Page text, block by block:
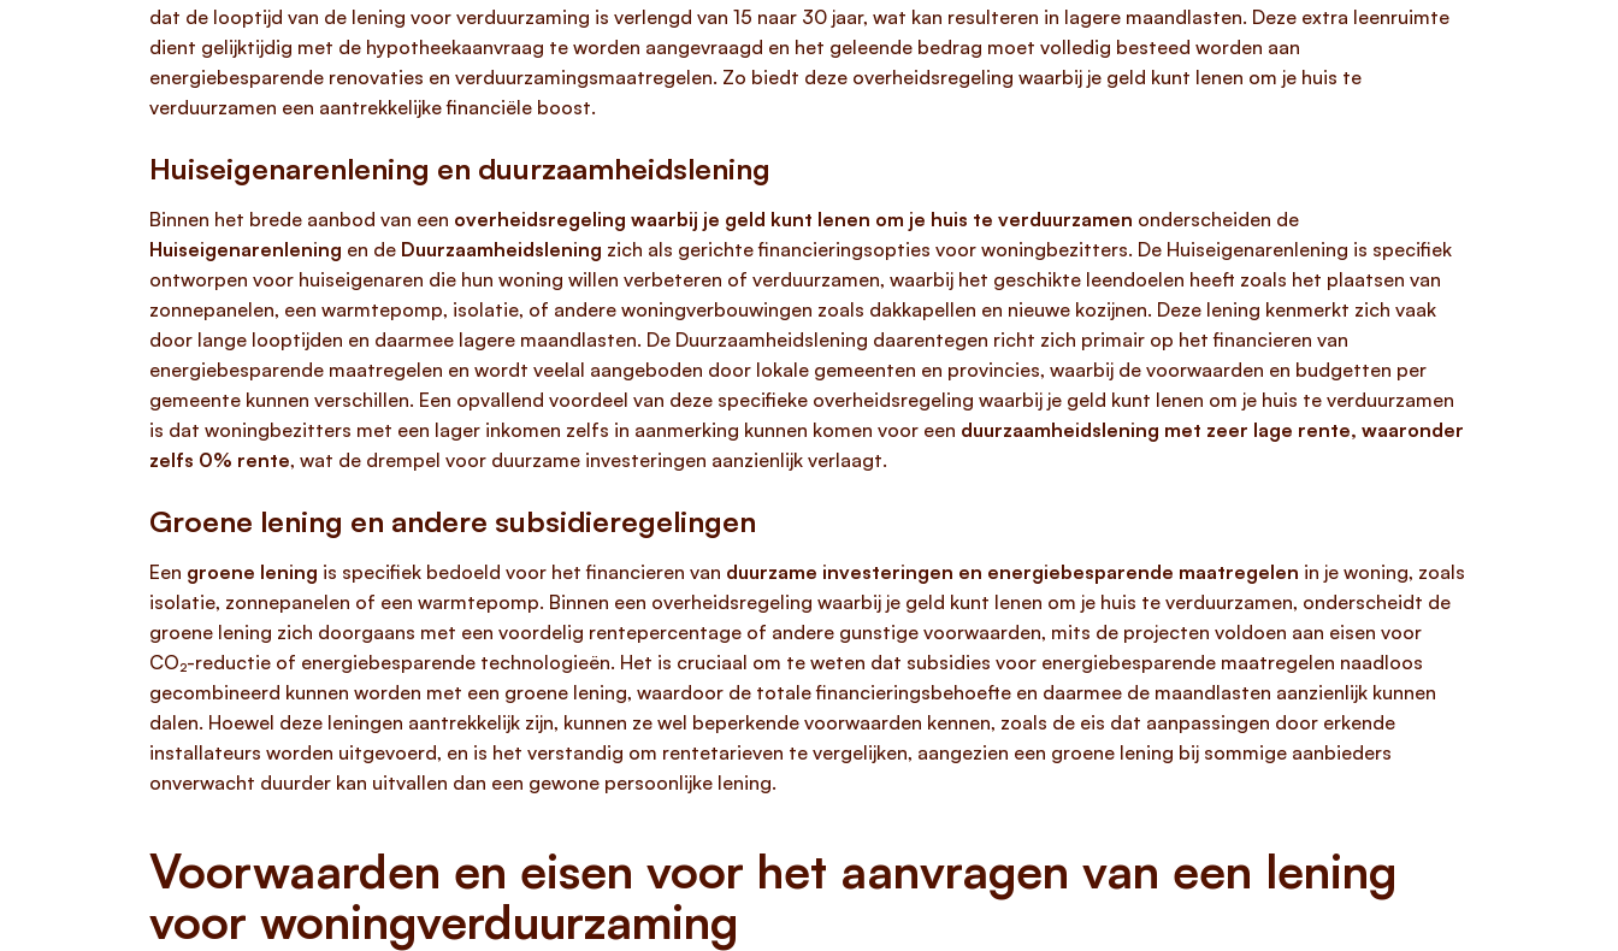
dat de looptijd van de lening voor verduurzaming is verlengd van 15 naar 30 jaar, wat kan resulteren in lagere maandlasten. Deze extra leenruimte
dient gelijktijdig met de hypotheekaanvraag te worden aangevraagd en het geleende bedrag moet volledig besteed worden aan
energiebesparende renovaties en verduurzamingsmaatregelen. Zo biedt deze overheidsregeling waarbij je geld kunt lenen om je huis te
verduurzamen een aantrekkelijke financiële boost.
Huiseigenarenlening en duurzaamheidslening
Binnen het brede aanbod van een overheidsregeling waarbij je geld kunt lenen om je huis te verduurzamen onderscheiden de
Huiseigenarenlening en de Duurzaamheidslening zich als gerichte financieringsopties voor woningbezitters. De Huiseigenarenlening is specifiek
ontworpen voor huiseigenaren die hun woning willen verbeteren of verduurzamen, waarbij het geschikte leendoelen heeft zoals het plaatsen van
zonnepanelen, een warmtepomp, isolatie, of andere woningverbouwingen zoals dakkapellen en nieuwe kozijnen. Deze lening kenmerkt zich vaak
door lange looptijden en daarmee lagere maandlasten. De Duurzaamheidslening daarentegen richt zich primair op het financieren van
energiebesparende maatregelen en wordt veelal aangeboden door lokale gemeenten en provincies, waarbij de voorwaarden en budgetten per
gemeente kunnen verschillen. Een opvallend voordeel van deze specifieke overheidsregeling waarbij je geld kunt lenen om je huis te verduurzamen
is dat woningbezitters met een lager inkomen zelfs in aanmerking kunnen komen voor een duurzaamheidslening met zeer lage rente, waaronder
zelfs 0% rente, wat de drempel voor duurzame investeringen aanzienlijk verlaagt.
Groene lening en andere subsidieregelingen
Een groene lening is specifiek bedoeld voor het financieren van duurzame investeringen en energiebesparende maatregelen in je woning, zoals
isolatie, zonnepanelen of een warmtepomp. Binnen een overheidsregeling waarbij je geld kunt lenen om je huis te verduurzamen, onderscheidt de
groene lening zich doorgaans met een voordelig rentepercentage of andere gunstige voorwaarden, mits de projecten voldoen aan eisen voor
CO₂-reductie of energiebesparende technologieën. Het is cruciaal om te weten dat subsidies voor energiebesparende maatregelen naadloos
gecombineerd kunnen worden met een groene lening, waardoor de totale financieringsbehoefte en daarmee de maandlasten aanzienlijk kunnen
dalen. Hoewel deze leningen aantrekkelijk zijn, kunnen ze wel beperkende voorwaarden kennen, zoals de eis dat aanpassingen door erkende
installateurs worden uitgevoerd, en is het verstandig om rentetarieven te vergelijken, aangezien een groene lening bij sommige aanbieders
onverwacht duurder kan uitvallen dan een gewone persoonlijke lening.
Voorwaarden en eisen voor het aanvragen van een lening
voor woningverduurzaming